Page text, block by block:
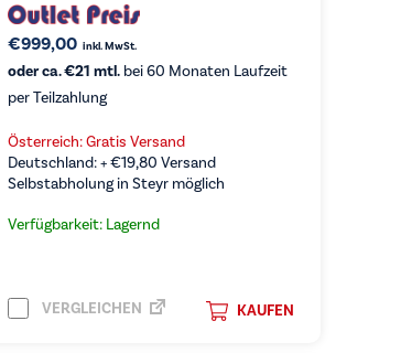
€999,00 inkl. MwSt.
oder ca. €21 mtl.bei 60 Monaten Laufzeit
per Teilzahlung
Österreich: Gratis Versand
Deutschland: +€19,80 Versand
Selbstabholung in Steyr möglich
Verfügbarkeit: Lagernd
KAUFEN
VERGLEICHEN